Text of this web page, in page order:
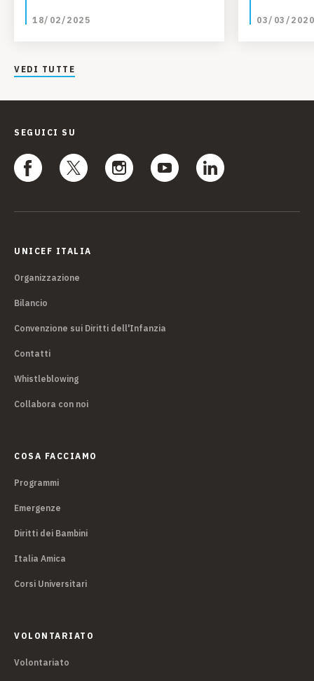
18/02/2025 03/03/2020
VEDI TUTTE
SEGUICI SU
UNICEF ITALIA
Organizzazione
Bilancio
Convenzione sui Diritti dell'Infanzia
Contatti
Whistleblowing
Collabora con noi
COSA FACCIAMO
Programmi
Emergenze
Diritti dei Bambini
Italia Amica
Corsi Universitari
VOLONTARIATO
Volontariato